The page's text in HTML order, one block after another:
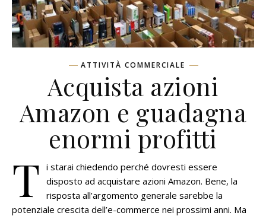
ATTIVITÀ COMMERCIALE
Acquista azioni
Amazon e guadagna
enormi profitti
T i starai chiedendo perché dovresti essere
disposto ad acquistare azioni Amazon. Bene, la
risposta all’argomento generale sarebbe la
potenziale crescita dell’e-commerce nei prossimi anni. Ma